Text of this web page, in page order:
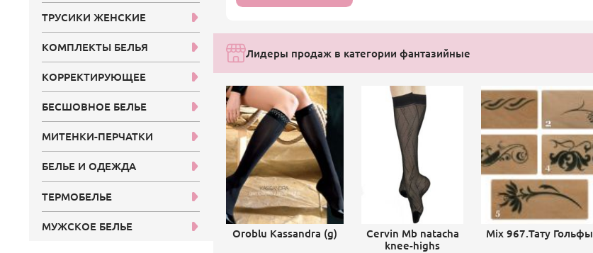
Лидеры продаж в категории фантазийные
Oroblu Kassandra (g)
Cervin Mb natacha
knee-highs
Mix 967.Тату Гольфы
ТРУСИКИ ЖЕНСКИЕ
КОМПЛЕКТЫ БЕЛЬЯ
КОРРЕКТИРУЮЩЕЕ
БЕСШОВНОЕ БЕЛЬЕ
МИТЕНКИ-ПЕРЧАТКИ
БЕЛЬЕ И ОДЕЖДА
ТЕРМОБЕЛЬЕ
МУЖСКОЕ БЕЛЬЕ